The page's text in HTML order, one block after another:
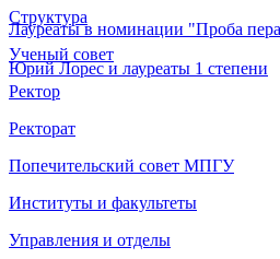
Лауреаты в номинации "Проба
Юрий Лорес и лауреаты 1 степени
Структура
Ученый совет
Ректор
Ректорат
Попечительский совет МПГУ
Институты и факультеты
Управления и отделы